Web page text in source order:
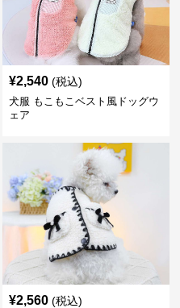
¥2,540 (税込)
犬服 もこもこベスト風ドッグウ
ェア
¥2,560 (税込)